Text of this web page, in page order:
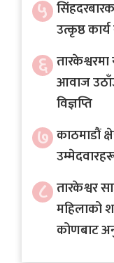
५
उत्कृष्ठ
६
आवाज
विज्ञप्ति
७ काठमाडौं
८ तारकेश्वर
महिलाको
कोणबाट